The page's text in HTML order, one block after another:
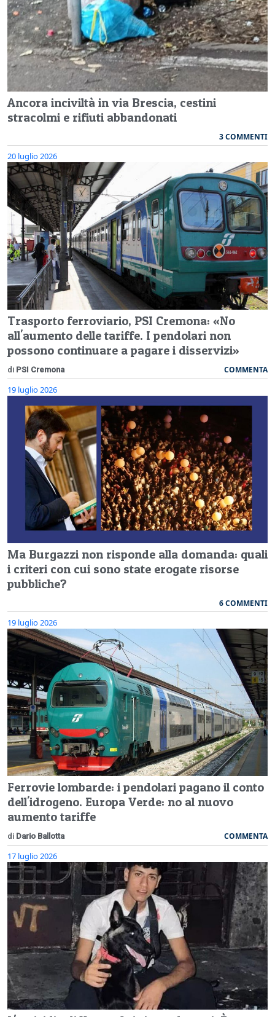
Ancora inciviltà in via Brescia, cestini
stracolmi e rifiuti abbandonati
3 COMMENTI
20 luglio 2026
Trasporto ferroviario, PSI Cremona: «No
all'aumento delle tariffe. I pendolari non
possono continuare a pagare i disservizi»
di PSI Cremona COMMENTA
19 luglio 2026
Ma Burgazzi non risponde alla domanda: quali
i criteri con cui sono state erogate risorse
pubbliche?
6 COMMENTI
19 luglio 2026
Ferrovie lombarde: i pendolari pagano il conto
dell'idrogeno. Europa Verde: no al nuovo
aumento tariffe
di Dario Ballotta COMMENTA
17 luglio 2026